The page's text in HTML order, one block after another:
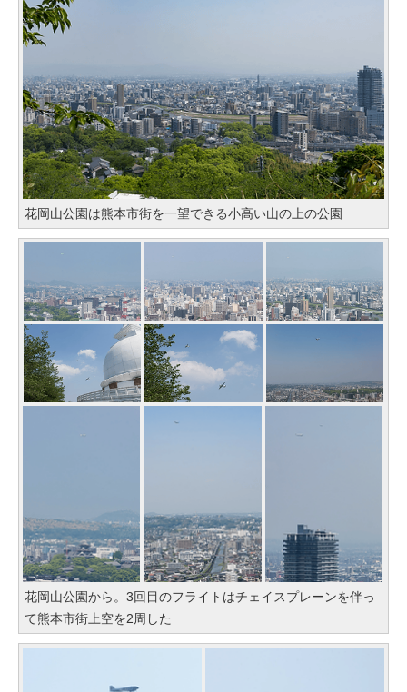
花岡山公園は熊本市街を一望できる小高い山の上の公園
花岡山公園から。3回目のフライトはチェイスプレーンを伴っ
て熊本市街上空を2周した